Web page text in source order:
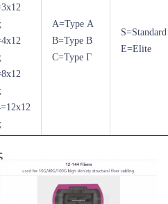
A=Type Α
B=Type Β
C=Type Γ
S=Standard
E=Elite